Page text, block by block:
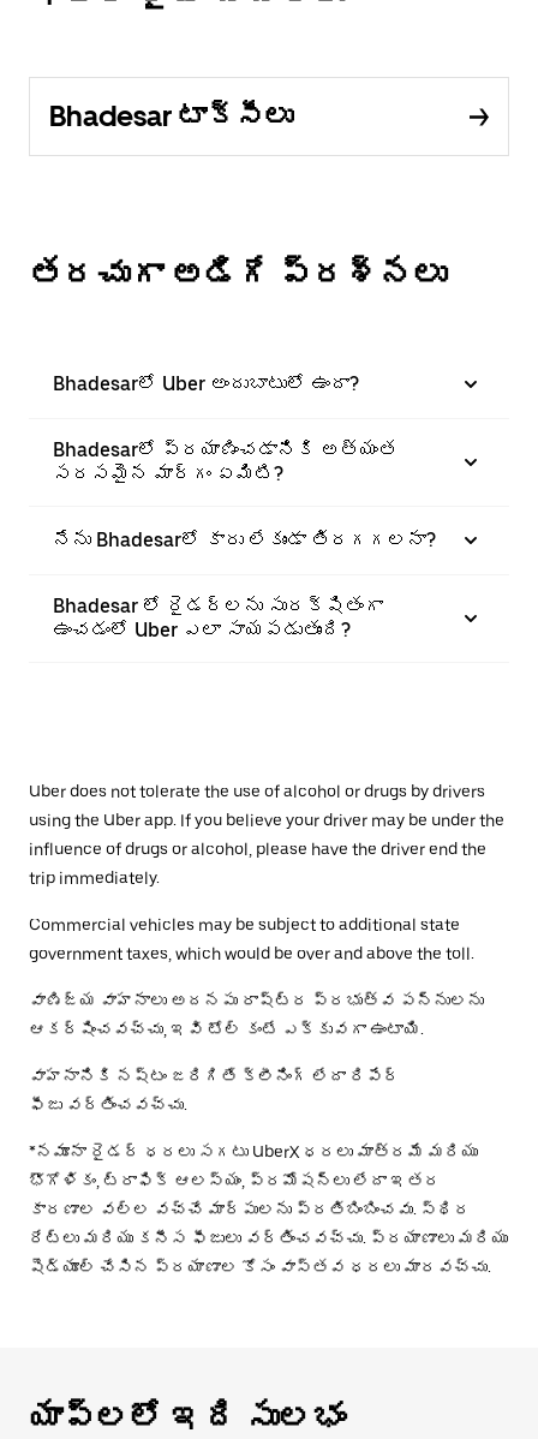
Bhadesar టాక్సీలు
తరచుగా అడిగే ప్రశ్నలు
Bhadesarలో Uber అందుబాటులో ఉందా?
Bhadesarలో ప్రయాణించడానికి అత్యంత
సరసమైన మార్గం ఏమిటి?
నేను Bhadesarలో కారు లేకుండా తిరగగలనా?
Bhadesar లో రైడర్‌లను సురక్షితంగా
ఉంచడంలో Uber ఎలా సాయపడుతుంది?
Uber does not tolerate the use of alcohol or drugs by drivers
using the Uber app. If you believe your driver may be under the
influence of drugs or alcohol, please have the driver end the
trip immediately.
Commercial vehicles may be subject to additional state
government taxes, which would be over and above the toll.
వాణిజ్య వాహనాలు అదనపు రాష్ట్ర ప్రభుత్వ పన్నులను
ఆకర్షించవచ్చు, ఇవి టోల్ కంటే ఎక్కువగా ఉంటాయి.
వాహనానికి నష్టం జరిగితే క్లీనింగ్ లేదా రిపేర్
ఫీజు వర్తించవచ్చు.
*నమూనా రైడర్ ధరలు సగటు UberX ధరలు మాత్రమే మరియు
భౌగోళికం, ట్రాఫిక్ ఆలస్యం, ప్రమోషన్లు లేదా ఇతర
కారణాల వల్ల వచ్చే మార్పులను ప్రతిబింబించవు. స్థిర
రేట్లు మరియు కనీస ఫీజులు వర్తించవచ్చు. ప్రయాణాలు మరియు
షెడ్యూల్ చేసిన ప్రయాణాల కోసం వాస్తవ ధరలు మారవచ్చు.
యాప్‌లలో ఇది సులభం